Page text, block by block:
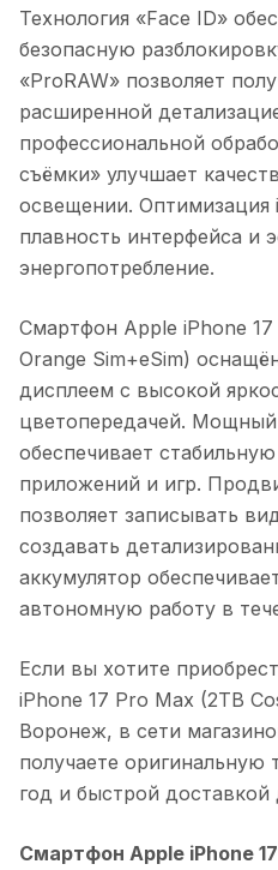
Технология «Face ID»
безопасную
«ProRAW» позволяет
расширенной
профессиональной
съёмки» улучшает
освещении. Оптимизация
плавность интерфейса и
энергопотребление.
Смартфон Apple iPhone
Orange Sim+eSim)
дисплеем с высокой
цветопередачей.
обеспечивает
приложений и игр.
позволяет записывать
создавать
аккумулятор
автономную работу в
Если вы хотите
iPhone 17 Pro Max (2TB
Воронеж, в сети
получаете оригинальную
год и быстрой доставкой
Смартфон Apple iPhone